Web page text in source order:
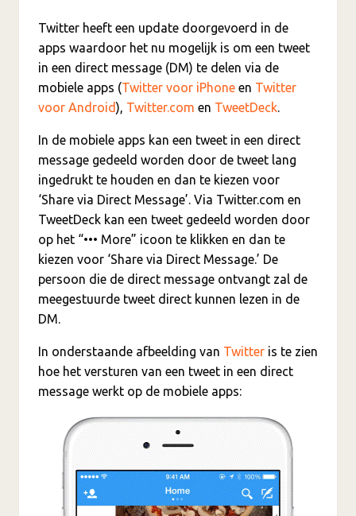
Twitter heeft een update doorgevoerd in de
apps waardoor het nu mogelijk is om een tweet
in een direct message (DM) te delen via de
mobiele apps (Twitter voor iPhone en Twitter
voor Android), Twitter.com en TweetDeck.
In de mobiele apps kan een tweet in een direct
message gedeeld worden door de tweet lang
ingedrukt te houden en dan te kiezen voor
‘Share via Direct Message’. Via Twitter.com en
TweetDeck kan een tweet gedeeld worden door
op het “••• More” icoon te klikken en dan te
kiezen voor ‘Share via Direct Message.’ De
persoon die de direct message ontvangt zal de
meegestuurde tweet direct kunnen lezen in de
DM.
In onderstaande afbeelding van Twitter is te zien
hoe het versturen van een tweet in een direct
message werkt op de mobiele apps: